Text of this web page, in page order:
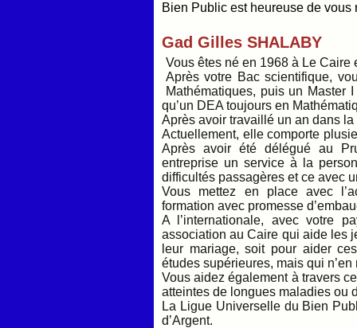
Bien Public est heureuse de
Gad Gilles SHALABY
Vous êtes né en 1968 à Le Caire
Après votre Bac scientifique,
Mathématiques, puis un Master
qu’un DEA toujours en
Après avoir travaillé un an dans
Actuellement, elle comporte
Après avoir été délégué au
entreprise un service à la
difficultés passagères et ce avec
Vous mettez en place avec
formation avec promesse
A l’internationale, avec votre
association au Caire qui aide les
leur mariage, soit pour aider
études supérieures, mais qui n’en
Vous aidez également à travers
atteintes de longues maladies ou
La Ligue Universelle du Bien
d’Argent.